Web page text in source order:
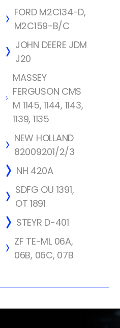
FORD M2C134-D,
M2C159-B/C
JOHN DEERE JDM
J20
MASSEY
FERGUSON CMS
M 1145, 1144, 1143,
1139, 1135
NEW HOLLAND
82009201/2/3
NH 420A
SDFG OU 1391,
OT 1891
STEYR D-401
ZF TE-ML 06A,
06B, 06C, 07B